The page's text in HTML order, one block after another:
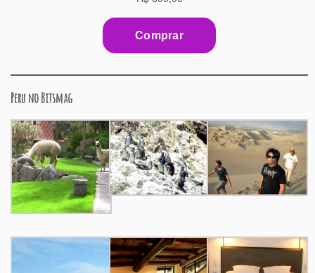
Peru no Bitsmag